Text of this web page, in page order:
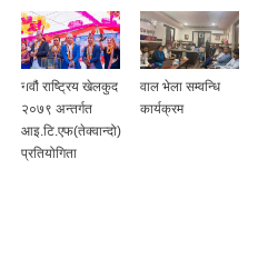
नवौं राष्ट्रिय खेलकुद
२०७९ अन्तर्गत
आइ.टि.एफ(तेक्वान्दो)
प्रतियोगिता
वाल भेला सम्वन्धि
कार्यक्रम